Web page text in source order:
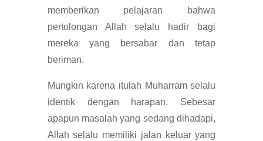
memberikan pelajaran bahwa
pertolongan Allah selalu hadir bagi
mereka yang bersabar dan tetap
beriman.
Mungkin karena itulah Muharram selalu
identik dengan harapan. Sebesar
apapun masalah yang sedang dihadapi,
Allah selalu memiliki jalan keluar yang